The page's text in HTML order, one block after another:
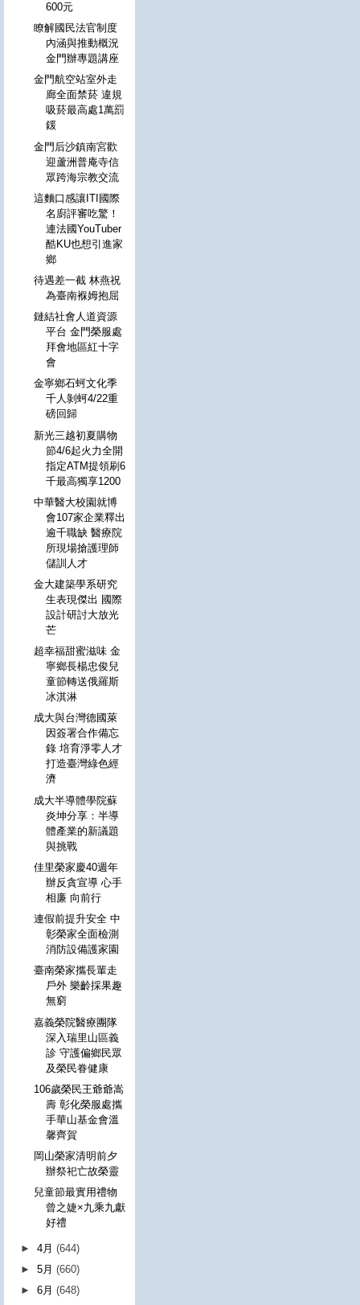
600元
瞭解國民法官制度
內涵與推動概況
金門辦專題講座
金門航空站室外走
廊全面禁菸 違規
吸菸最高處1萬罰
鍰
金門后沙鎮南宮歡
迎蘆洲普庵寺信
眾跨海宗教交流
這麵口感讓ITI國際
名廚評審吃驚！
連法國YouTuber
酷KU也想引進家
鄉
待遇差一截 林燕祝
為臺南褓姆抱屈
鏈結社會人道資源
平台 金門榮服處
拜會地區紅十字
會
金寧鄉石蚵文化季
千人剝蚵4/22重
磅回歸
新光三越初夏購物
節4/6起火力全開
指定ATM提領刷6
千最高獨享1200
中華醫大校園就博
會107家企業釋出
逾千職缺 醫療院
所現場搶護理師
儲訓人才
金大建築學系研究
生表現傑出 國際
設計研討大放光
芒
超幸福甜蜜滋味 金
寧鄉長楊忠俊兒
童節轉送俄羅斯
冰淇淋
成大與台灣德國萊
因簽署合作備忘
錄 培育淨零人才
打造臺灣綠色經
濟
成大半導體學院蘇
炎坤分享：半導
體產業的新議題
與挑戰
佳里榮家慶40週年
辦反貪宣導 心手
相廉 向前行
連假前提升安全 中
彰榮家全面檢測
消防設備護家園
臺南榮家攜長輩走
戶外 樂齡採果趣
無窮
嘉義榮院醫療團隊
深入瑞里山區義
診 守護偏鄉民眾
及榮民眷健康
106歲榮民王爺爺嵩
壽 彰化榮服處攜
手華山基金會溫
馨齊賀
岡山榮家清明前夕
辦祭祀亡故榮靈
兒童節最實用禮物
曾之婕×九乘九獻
好禮
►4月(644)
►5月(660)
►6月(648)